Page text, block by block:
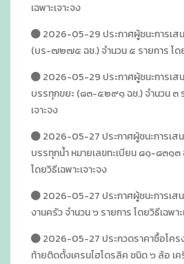
เฉพาะเจาะจง
2026-05-29 ประกาศผู้ชนะการเส
(บร-๗๒๗๕ ฉช.) จำนวน ๕ รายการ โดย
2026-05-29 ประกาศผู้ชนะการเส
บรรทุกขยะ (๘๓-๕๒๙๑ ฉช.) จำนวน ๓
เจาะจง
2026-05-27 ประกาศผู้ชนะการเส
บรรทุกน้ำ หมายเลขทะเบียน ๘๑-๘๓
โดยวิธีเฉพาะเจาะจง
2026-05-27 ประกาศผู้ชนะการเส
งานครัว จำนวน ๖ รายการ โดยวิธีเฉพาะ
2026-05-27 ประกวดราคาซื้อโคร
ท้ายติดตั้งเครนไฮโดรลิค ชนิด ๖ ล้อ เ